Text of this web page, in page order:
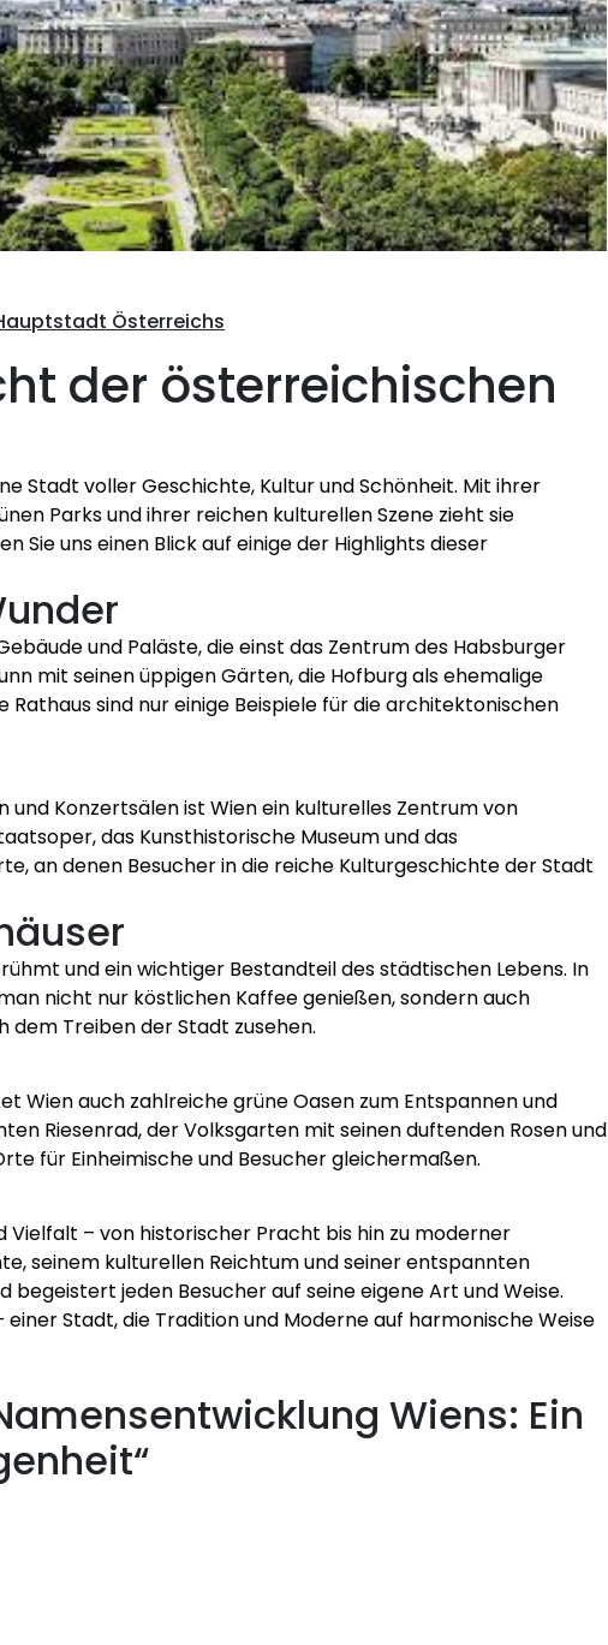
Österreichs
der österreichischen
Stadt voller Geschichte, Kultur und Schönheit. Mit ihrer
Parks und ihrer reichen kulturellen Szene zieht sie
Sie uns einen Blick auf einige der Highlights dieser
und Paläste, die einst das Zentrum des Habsburger
mit seinen üppigen Gärten, die Hofburg als ehemalige
Rathaus sind nur einige Beispiele für die architektonischen
und Konzertsälen ist Wien ein kulturelles Zentrum von
das Kunsthistorische Museum und das
an denen Besucher in die reiche Kulturgeschichte der Stadt
und ein wichtiger Bestandteil des städtischen Lebens. In
nicht nur köstlichen Kaffee genießen, sondern auch
dem Treiben der Stadt zusehen.
Wien auch zahlreiche grüne Oasen zum Entspannen und
Riesenrad, der Volksgarten mit seinen duftenden Rosen und
für Einheimische und Besucher gleichermaßen.
Vielfalt – von historischer Pracht bis hin zu moderner
seinem kulturellen Reichtum und seiner entspannten
jeden Besucher auf seine eigene Art und Weise.
einer Stadt, die Tradition und Moderne auf harmonische Weise
Wiens: Ein
Suchen